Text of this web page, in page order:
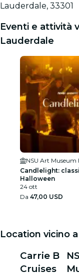
Lauderdale, 33301
Eventi e attività
Lauderdale
Candlelight:
Halloween
24 ott
Da 47,00 USD
Location vicino
Carrie B
Cruises